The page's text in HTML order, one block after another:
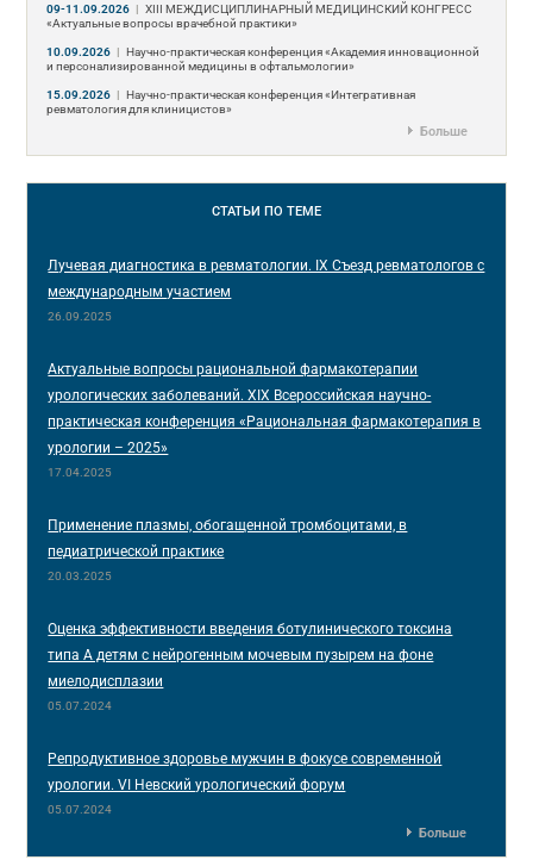
09-11.09.2026 | ХIII МЕЖДИСЦИПЛИНАРНЫЙ МЕДИЦИНСКИЙ КОНГРЕСС
«Актуальные вопросы врачебной практики»
10.09.2026 | Научно-практическая конференция «Академия инновационной
и персонализированной медицины в офтальмологии»
15.09.2026 | Научно-практическая конференция «Интегративная
ревматология для клиницистов»
Больше
СТАТЬИ ПО ТЕМЕ
Лучевая диагностика в ревматологии. IX Съезд ревматологов с
международным участием
26.09.2025
Актуальные вопросы рациональной фармакотерапии
урологических заболеваний. XIX Всероссийская научно-
практическая конференция «Рациональная фармакотерапия в
урологии – 2025»
17.04.2025
Применение плазмы, обогащенной тромбоцитами, в
педиатрической практике
20.03.2025
Оценка эффективности введения ботулинического токсина
типа А детям с нейрогенным мочевым пузырем на фоне
миелодисплазии
05.07.2024
Репродуктивное здоровье мужчин в фокусе современной
урологии. VI Невский урологический форум
05.07.2024
Больше